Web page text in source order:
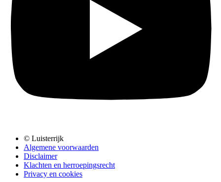
© Luisterrijk
Algemene voorwaarden
Disclaimer
Klachten en herroepingsrecht
Privacy en cookies